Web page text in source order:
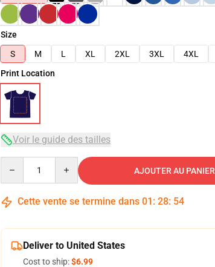
Size
S
M L XL 2XL 3XL 4XL
Print Location
Voir le guide des tailles
AJOUTER AU PANIER
Cette vente se termine dans 01 : 28: 53
Deliver to United States
Cost to ship:$6.99